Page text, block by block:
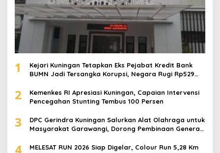
1
Kejari Kuningan Tetapkan Eks Pejabat Kredit Bank
BUMN Jadi Tersangka Korupsi, Negara Rugi Rp529
2
Kemenkes RI Apresiasi Kuningan, Capaian Intervensi
Pencegahan Stunting Tembus 100 Persen
3
DPC Gerindra Kuningan Salurkan Alat Olahraga untuk
Masyarakat Garawangi, Dorong Pembinaan Generasi
4
MELESAT RUN 2026 Siap Digelar, Colour Run 5,28 Km